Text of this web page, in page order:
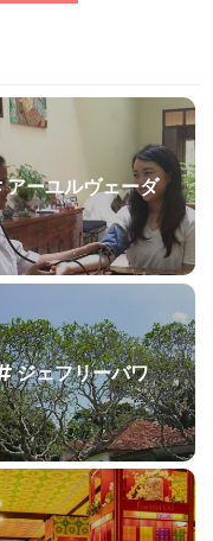
アーユルヴェーダ
ジェフリーバワ